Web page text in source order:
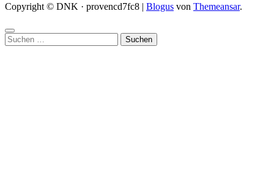
Copyright © DNK · provencd7fc8 | Blogus von Themeansar.
Suchen
nach: